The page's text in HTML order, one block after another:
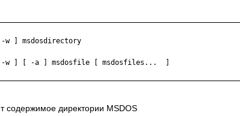
w ] msdosdirectory
w ] [ -a ] msdosfile [ msdosfiles...  ]
содержимое директории MSDOS